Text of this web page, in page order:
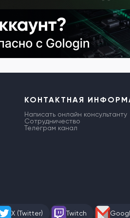
КОНТАКТНАЯ
Написать онлайн консультанту
Сотрудничество
Телеграм канал
X (Twitter) Twitch